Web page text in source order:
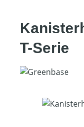
T-Serie
Bildergalerie